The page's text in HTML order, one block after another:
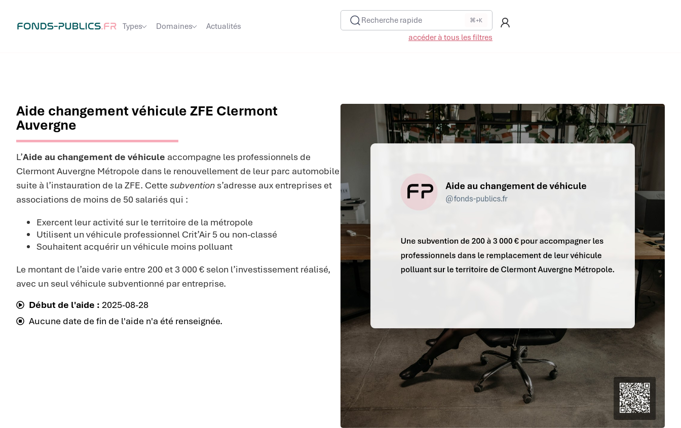
Types Domaines Actualités
Recherche rapide ⌘+K
accéder à tous les filtres
Aide changement véhicule ZFE Clermont
Auvergne
L’Aide au changement de véhicule accompagne les professionnels de
Clermont Auvergne Métropole dans le renouvellement de leur parc automobile
suite à l’instauration de la ZFE. Cette subvention s’adresse aux entreprises et
associations de moins de 50 salariés qui :
Exercent leur activité sur le territoire de la métropole
Utilisent un véhicule professionnel Crit’Air 5 ou non-classé
Souhaitent acquérir un véhicule moins polluant
Le montant de l’aide varie entre 200 et 3 000 € selon l’investissement réalisé,
avec un seul véhicule subventionné par entreprise.
Début de l'aide : 2025-08-28
Aucune date de fin de l'aide n'a été renseignée.